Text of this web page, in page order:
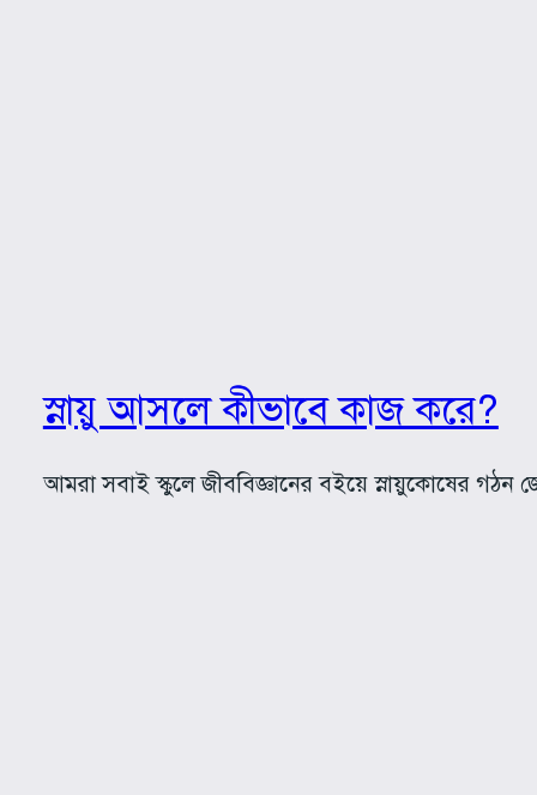
স্নায়ু আসলে কীভাবে কাজ করে?
আমরা সবাই স্কুলে জীববিজ্ঞানের বইয়ে স্নায়ুকোষের গঠন